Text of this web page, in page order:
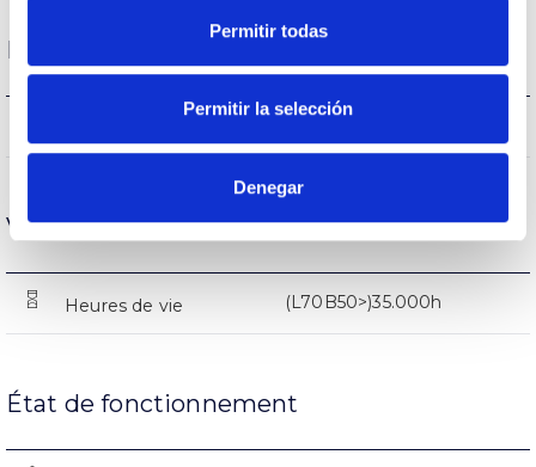
Permitir todas
Permitir la selección
Denegar
Performance
Vie
Heures de vie (L70B50>)35.000h
État de fonctionnement